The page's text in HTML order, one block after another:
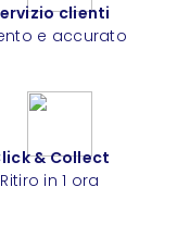
clienti
e accurato
& Collect
Ritiro in 1 ora